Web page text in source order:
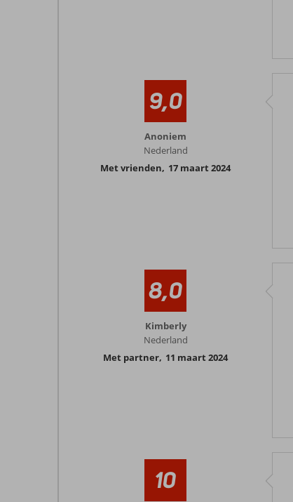
9,0
Anoniem
Nederland
Met vrienden, 17 maart 2024
8,0
Kimberly
Nederland
Met partner, 11 maart 2024
10